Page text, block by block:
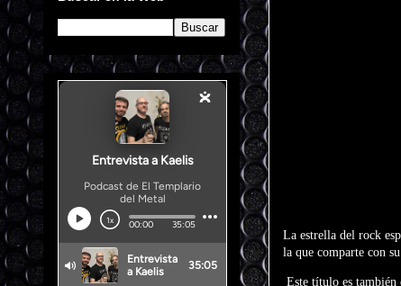
La estrella del rock
la que comparte con
Este título es también